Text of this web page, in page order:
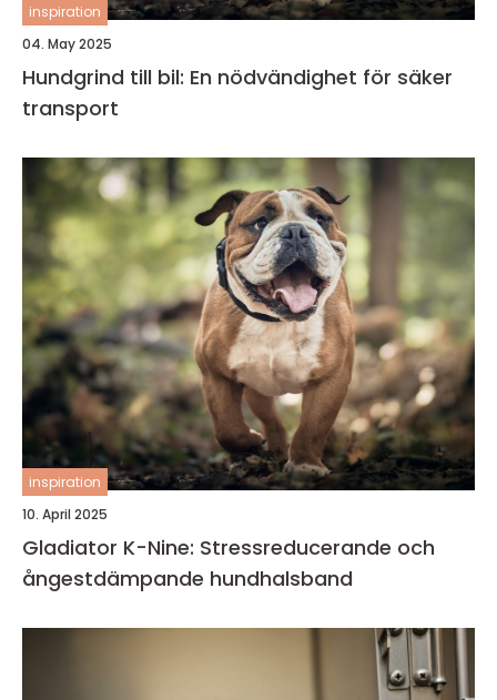
inspiration
04. May 2025
Hundgrind till bil: En nödvändighet för säker
transport
inspiration
10. April 2025
Gladiator K-Nine: Stressreducerande och
ångestdämpande hundhalsband